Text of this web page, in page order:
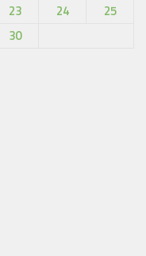
23 24
25
30